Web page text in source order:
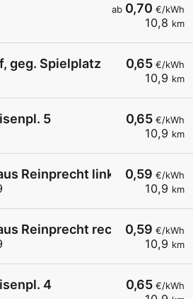
ab 0,70 €/kWh
10,8 km
0,65 €/kWh
10,9 km
geg. Spielplatz
0,65 €/kWh
10,9 km
5
0,59 €/kWh
10,9 km
Reinprecht links
0,59 €/kWh
10,9 km
Reinprecht rechts
0,65 €/kWh
4